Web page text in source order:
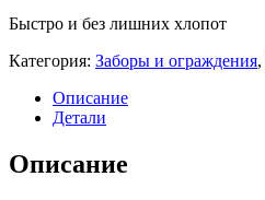
Быстро и без лишних хлопот
Категория: Заборы и ограждения,
Описание
Детали
Описание